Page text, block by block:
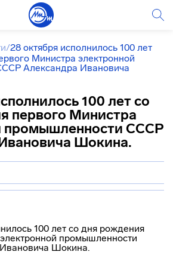
/28 октября исполнилось 100 лет
Министра электронной
Александра Ивановича
100 лет со
первого Министра
промышленности СССР
Шокина.